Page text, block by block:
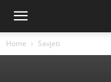
Home Savjeti